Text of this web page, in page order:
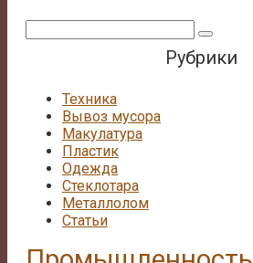
Рубрики
Техника
Вывоз мусора
Макулатура
Пластик
Одежда
Стеклотара
Металлолом
Статьи